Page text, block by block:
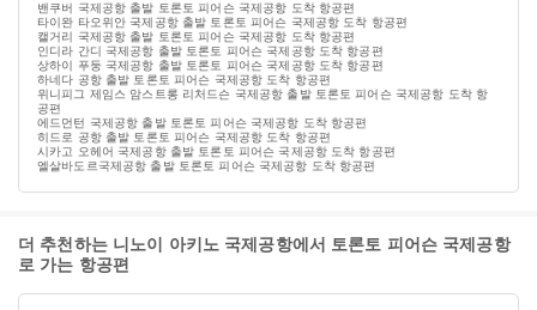
밴쿠버 국제공항 출발 토론토 피어슨 국제공항 도착 항공편
타이완 타오위안 국제공항 출발 토론토 피어슨 국제공항 도착 항공편
캘거리 국제공항 출발 토론토 피어슨 국제공항 도착 항공편
인디라 간디 국제공항 출발 토론토 피어슨 국제공항 도착 항공편
상하이 푸둥 국제공항 출발 토론토 피어슨 국제공항 도착 항공편
하네다 공항 출발 토론토 피어슨 국제공항 도착 항공편
위니피그 제임스 암스트롱 리처드슨 국제공항 출발 토론토 피어슨 국제공항 도착 항
공편
에드먼턴 국제공항 출발 토론토 피어슨 국제공항 도착 항공편
히드로 공항 출발 토론토 피어슨 국제공항 도착 항공편
시카고 오헤어 국제공항 출발 토론토 피어슨 국제공항 도착 항공편
엘살바도르국제공항 출발 토론토 피어슨 국제공항 도착 항공편
더 추천하는 니노이 아키노 국제공항에서 토론토 피어슨 국제공항
로 가는 항공편